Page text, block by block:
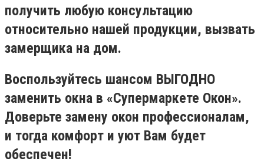
получить любую консультацию
относительно нашей продукции, вызвать
замерщика на дом.
Воспользуйтесь шансом ВЫГОДНО
заменить окна в «Супермаркете Окон».
Доверьте замену окон профессионалам,
и тогда комфорт и уют Вам будет
обеспечен!